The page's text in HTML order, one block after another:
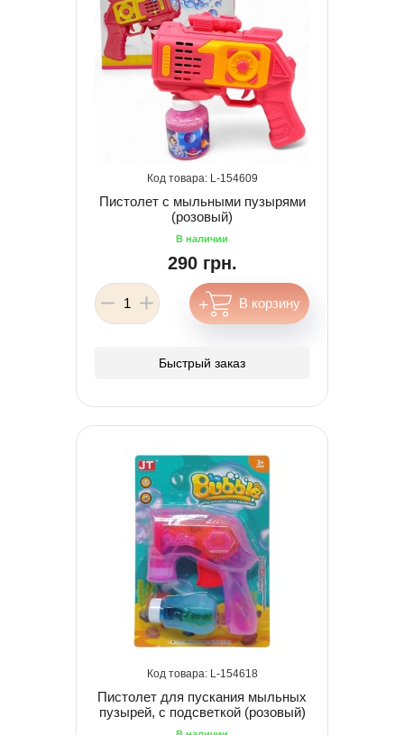
154609
Пистолет с мыльными пузырями
(розовый)
290 грн.
Быстрый заказ
154618
Пистолет для пускания мыльных
пузырей, с подсветкой (розовый)